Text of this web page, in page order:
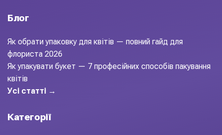
Блог
Як обрати упаковку для квітів — повний гайд для
флориста 2026
Як упакувати букет — 7 професійних способів пакування
квітів
Усі статті →
Категорії